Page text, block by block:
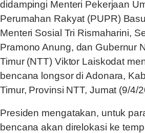
didampingi Menteri Pekerjaan
Perumahan Rakyat (PUPR)
Menteri Sosial Tri Rismaharini,
Pramono Anung, dan Gubernur
Timur (NTT) Viktor Laiskodat
bencana longsor di Adonara,
Timur, Provinsi NTT, Jumat (9/4/
Presiden mengatakan, untuk
bencana akan direlokasi ke